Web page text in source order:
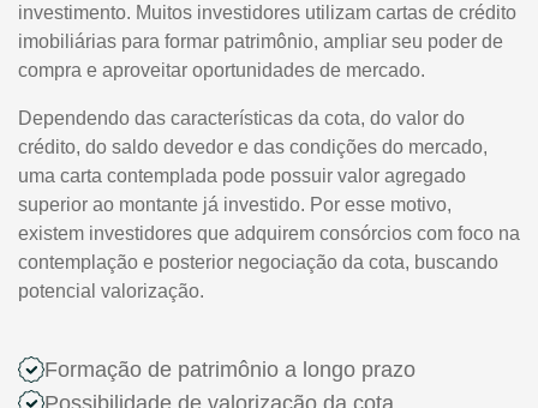
investimento. Muitos investidores utilizam cartas de crédito
imobiliárias para formar patrimônio, ampliar seu poder de
compra e aproveitar oportunidades de mercado.
Dependendo das características da cota, do valor do
crédito, do saldo devedor e das condições do mercado,
uma carta contemplada pode possuir valor agregado
superior ao montante já investido. Por esse motivo,
existem investidores que adquirem consórcios com foco na
contemplação e posterior negociação da cota, buscando
potencial valorização.
Formação de patrimônio a longo prazo
Possibilidade de valorização da cota